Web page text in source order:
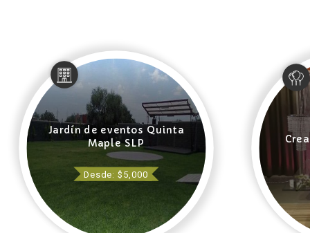
Jardín de eventos Quinta
Maple SLP
Desde: $5,000